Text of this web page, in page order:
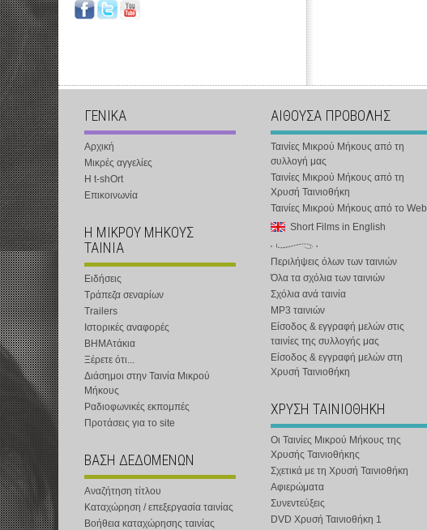
ΓΕΝΙΚΑ
Αρχική
Μικρές αγγελίες
Η t-shOrt
Επικοινωνία
Η ΜΙΚΡΟΥ ΜΗΚΟΥΣ
ΤΑΙΝΙΑ
Ειδήσεις
Τράπεζα σεναρίων
Trailers
Ιστορικές αναφορές
ΒΗΜΑτάκια
Ξέρετε ότι...
Διάσημοι στην Ταινία Μικρού
Μήκους
Ραδιοφωνικές εκπομπές
Προτάσεις για το site
ΒΑΣΗ ΔΕΔΟΜΕΝΩΝ
Αναζήτηση τίτλου
Καταχώρηση / επεξεργασία ταινίας
Βοήθεια καταχώρησης ταινίας
ΑΙΘΟΥΣΑ ΠΡΟΒΟΛΗΣ
Ταινίες Μικρού Μήκους από τη
συλλογή μας
Ταινίες Μικρού Μήκους από τη
Χρυσή Ταινιοθήκη
Ταινίες Μικρού Μήκους από το Web
Short Films in English
Περιλήψεις όλων των ταινιών
Όλα τα σχόλια των ταινιών
Σχόλια ανά ταινία
MP3 ταινιών
Είσοδος & εγγραφή μελών στις
ταινίες της συλλογής μας
Είσοδος & εγγραφή μελών στη
Χρυσή Ταινιοθήκη
ΧΡΥΣΗ ΤΑΙΝΙΟΘΗΚΗ
Οι Ταινίες Μικρού Μήκους της
Χρυσής Ταινιοθήκης
Σχετικά με τη Χρυσή Ταινιοθήκη
Αφιερώματα
Συνεντεύξεις
DVD Χρυσή Ταινιοθήκη 1